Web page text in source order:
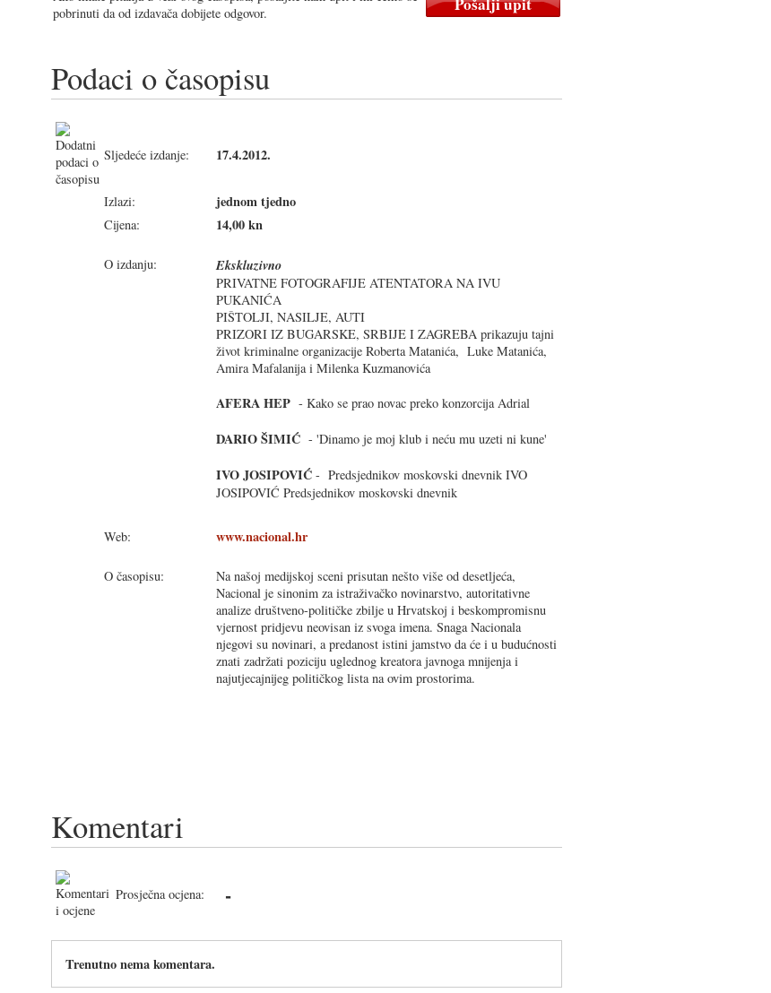
pobrinuti da od izdavača dobijete odgovor.
Podaci o časopisu
Sljedeće izdanje: 17.4.2012.
Izlazi: jednom tjedno
Cijena: 14,00 kn
O izdanju: Ekskluzivno
PRIVATNE FOTOGRAFIJE ATENTATORA NA IVU
PUKANIĆA
PIŠTOLJI, NASILJE, AUTI
PRIZORI IZ BUGARSKE, SRBIJE I ZAGREBA prikazuju tajni
život kriminalne organizacije Roberta Matanića, Luke Matanića,
Amira Mafalanija i Milenka Kuzmanovića
AFERA HEP - Kako se prao novac preko konzorcija Adrial
DARIO ŠIMIĆ - 'Dinamo je moj klub i neću mu uzeti ni kune'
IVO JOSIPOVIĆ - Predsjednikov moskovski dnevnik IVO
JOSIPOVIĆ Predsjednikov moskovski dnevnik
Web: www.nacional.hr
O časopisu:
Na našoj medijskoj sceni prisutan nešto više od desetljeća,
Nacional je sinonim za istraživačko novinarstvo, autoritativne
analize društveno-političke zbilje u Hrvatskoj i beskompromisnu
vjernost pridjevu neovisan iz svoga imena. Snaga Nacionala
njegovi su novinari, a predanost istini jamstvo da će i u budućnosti
znati zadržati poziciju uglednog kreatora javnoga mnijenja i
najutjecajnijeg političkog lista na ovim prostorima.
Komentari
Prosječna ocjena: -
Trenutno nema komentara.